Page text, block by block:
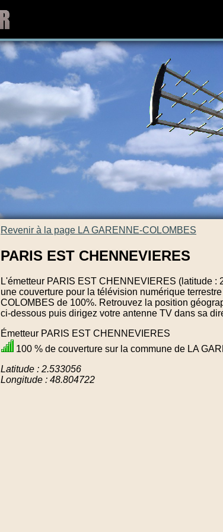
Revenir à la page LA GARENNE-COLOMBES
PARIS EST CHENNEVIERES
L'émetteur PARIS EST CHENNEVIERES (latitude :
une couverture pour la télévision numérique
COLOMBES de 100%. Retrouvez la position
ci-dessous puis dirigez votre antenne TV dans sa
Émetteur PARIS EST CHENNEVIERES
100 % de couverture sur la commune de LA
Latitude : 2.533056
Longitude : 48.804722